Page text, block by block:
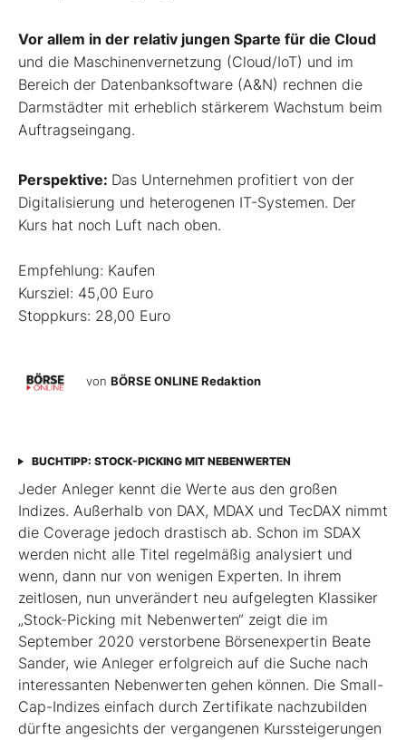
Vor allem in der relativ jungen Sparte für die Cloud
und die Maschinenvernetzung (Cloud/IoT) und im
Bereich der Datenbanksoftware (A&N) rechnen die
Darmstädter mit erheblich stärkerem Wachstum beim
Auftragseingang.
Perspektive: Das Unternehmen profitiert von der
Digitalisierung und heterogenen IT-Systemen. Der
Kurs hat noch Luft nach oben.
Empfehlung: Kaufen
Kursziel: 45,00 Euro
Stoppkurs: 28,00 Euro
von BÖRSE ONLINE Redaktion
BUCHTIPP: STOCK-PICKING MIT NEBENWERTEN
Jeder Anleger kennt die Werte aus den großen
Indizes. Außerhalb von DAX, MDAX und TecDAX nimmt
die Coverage jedoch drastisch ab. Schon im SDAX
werden nicht alle Titel regel­mäßig analysiert und
wenn, dann nur von wenigen Experten. In ihrem
zeitlosen, nun unverändert neu aufgelegten Klassiker
„Stock-Picking mit Nebenwerten“ zeigt die im
September 2020 verstorbene Börsenexpertin Beate
Sander, wie Anleger erfolgreich auf die Suche nach
interessanten Nebenwerten gehen können. Die Small-
Cap-Indizes einfach durch Zertifikate nachzubilden
dürfte angesichts der vergangenen Kurssteiger­ungen